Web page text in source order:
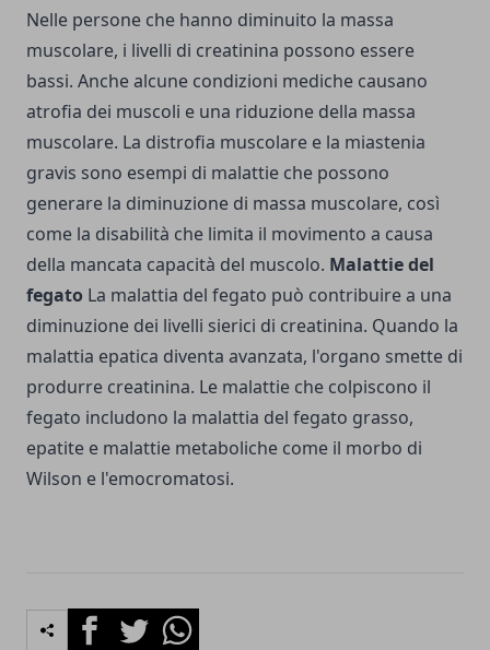
Nelle persone che hanno diminuito la massa
muscolare, i livelli di creatinina possono essere
bassi. Anche alcune condizioni mediche causano
atrofia dei muscoli e una riduzione della massa
muscolare. La distrofia muscolare e la miastenia
gravis sono esempi di malattie che possono
generare la diminuzione di massa muscolare, così
come la disabilità che limita il movimento a causa
della mancata capacità del muscolo. Malattie del
fegato La malattia del fegato può contribuire a una
diminuzione dei livelli sierici di creatinina. Quando la
malattia epatica diventa avanzata, l'organo smette di
produrre creatinina. Le malattie che colpiscono il
fegato includono la malattia del fegato grasso,
epatite e malattie metaboliche come il morbo di
Wilson e l'emocromatosi.
FacebookTwitterWhatsapp